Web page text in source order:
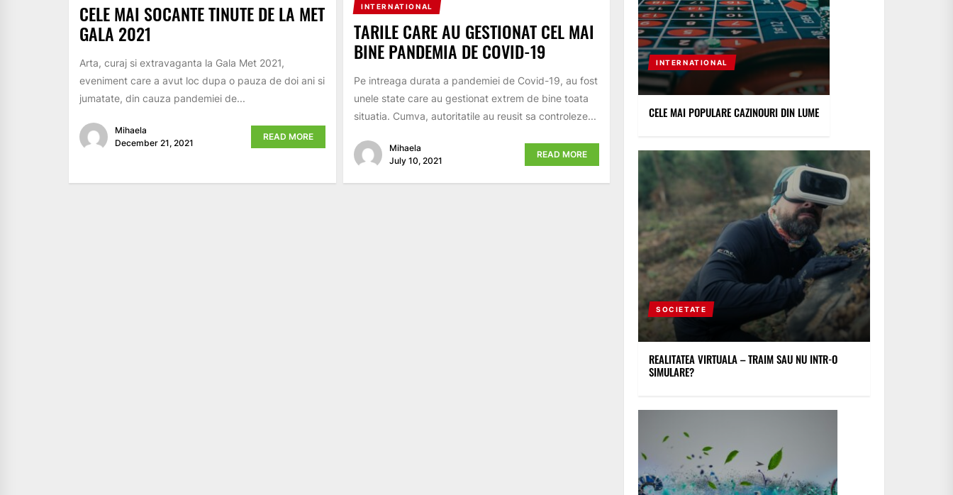
CELE MAI SOCANTE TINUTE DE LA MET
GALA 2021
Arta, curaj si extravaganta la Gala Met 2021,
eveniment care a avut loc dupa o pauza de doi ani si
jumatate, din cauza pandemiei de...
Mihaela
December 21, 2021
READ MORE
INTERNATIONAL
TARILE CARE AU GESTIONAT CEL MAI
BINE PANDEMIA DE COVID-19
Pe intreaga durata a pandemiei de Covid-19, au fost
unele state care au gestionat extrem de bine toata
situatia. Cumva, autoritatile au reusit sa controleze...
Mihaela
July 10, 2021
READ MORE
INTERNATIONAL
CELE MAI POPULARE CAZINOURI DIN LUME
SOCIETATE
REALITATEA VIRTUALA – TRAIM SAU NU INTR-O
SIMULARE?